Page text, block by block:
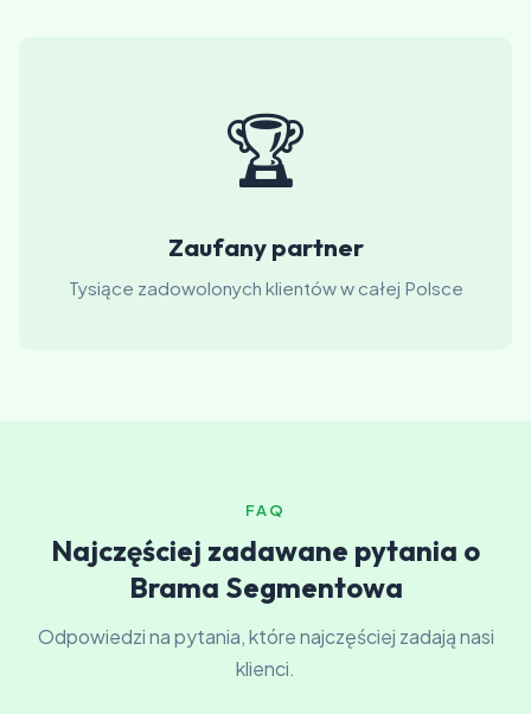
🏆
Zaufany partner
Tysiące zadowolonych klientów w całej Polsce
FAQ
Najczęściej zadawane pytania o
Brama Segmentowa
Odpowiedzi na pytania, które najczęściej zadają nasi
klienci.